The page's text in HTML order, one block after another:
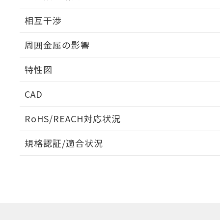
相互干渉
周囲金属の影響
特性図
CAD
RoHS/REACH対応状況
EU RoHS 注意事項・凡例
規格認証/適合状況